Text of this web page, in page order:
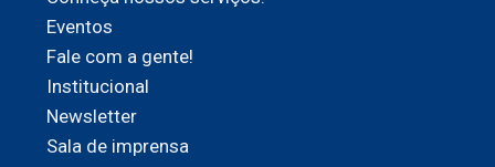
Eventos
Fale com a gente!
Institucional
Newsletter
Sala de imprensa